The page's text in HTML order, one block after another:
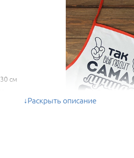
см
Раскрыть описание